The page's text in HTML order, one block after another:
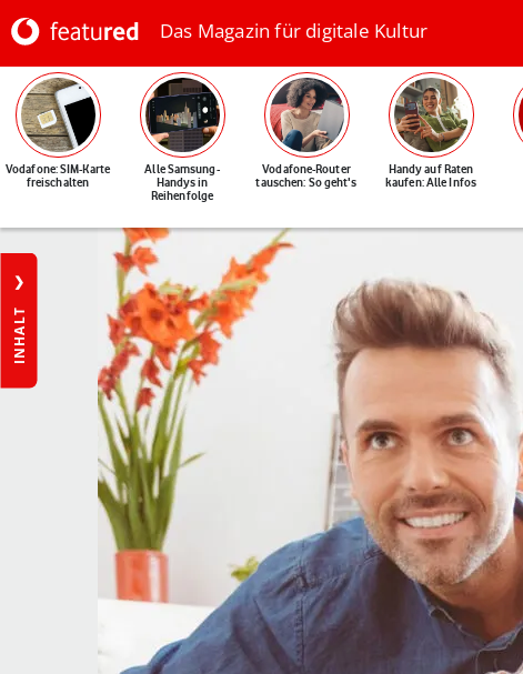
Das Magazin für digitale Kultur
Vodafone: SIM-Karte
freischalten
Alle Samsung-
Handys in
Reihenfolge
Vodafone-Router
tauschen: So geht's
Handy auf Raten
kaufen: Alle Infos
INHALT